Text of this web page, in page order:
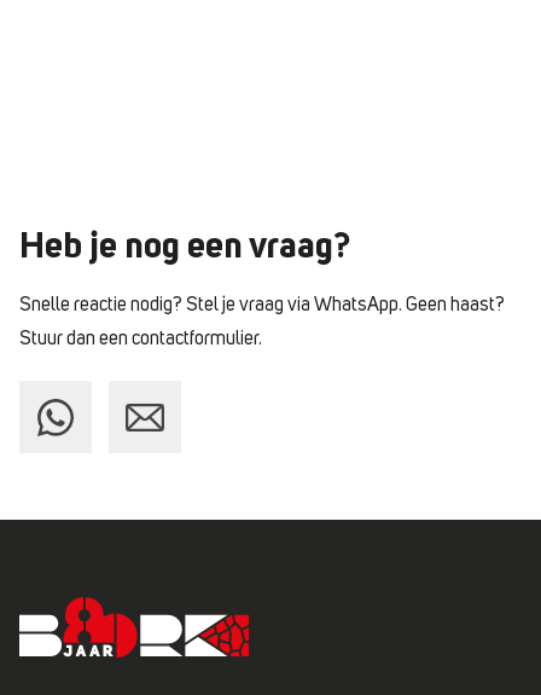
Heb je nog een vraag?
Snelle reactie nodig? Stel je vraag via WhatsApp. Geen haast?
Stuur dan een contactformulier.